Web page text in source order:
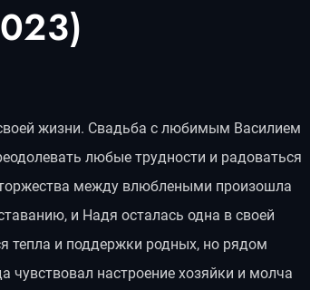
жизни. Свадьба с любимым Василием
любые трудности и радоваться
между влюблеными произошла
и Надя осталась одна в своей
тепла и поддержки родных, но рядом
настроение хозяйки и молча